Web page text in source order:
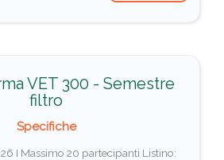
VET 300 - Semestre
filtro
Specifiche
I Massimo 20 partecipanti Listino: